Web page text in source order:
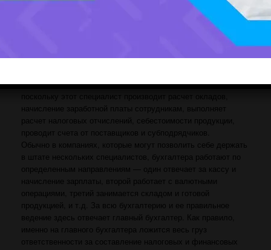
востребованных на сегодняшний день профессий в сфере
компании, обязательно есть должность бухгалтера,
начисление заработной платы сотрудникам, выполняет
расчет налоговых отчислений, себестоимости продукции,
проводит счета от поставщиков и субподрядчиков.
Обычно в компаниях, которые могут позволить себе держать
в штате нескольких специалистов, бухгалтера работают по
определенным направлениям — один отвечает за кассу и
начисление зарплаты, второй работает с валютными
операциями, третий занимается складом и готовой
продукцией, и т.д. За всю бухгалтерию и ее правильное
ведение здесь отвечает главный бухгалтер. Как правило,
именно на главного бухгалтера ложится весь груз
ответственности за составление налоговых и финансовых